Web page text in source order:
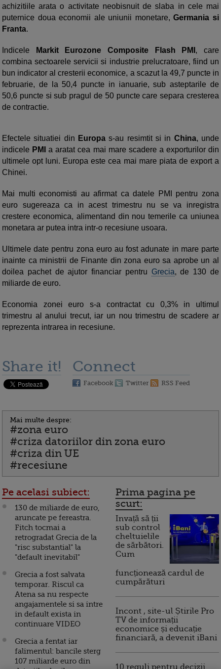
achizitiile arata o activitate neobisnuit de slaba in cele mai
puternice doua economii ale uniunii monetare,Germania si
Franta.
Indicele Markit Eurozone Composite Flash PMI , care
combina sectoarele servicii si industrie prelucratoare, fiind un
bun indicator al cresterii economice, a scazut la 49,7 puncte in
februarie, de la 50,4 puncte in ianuarie, sub asteptarile de
50,6 puncte si sub pragul de 50 puncte care separa cresterea
de contractie.
Efectele situatiei din Europas-au resimtit si in China, unde
indicele PMI
a aratat cea mai mare scadere a exporturilor din
ultimele opt luni. Europa este cea mai mare piata de export a
Chinei.
Mai multi economisti au afirmat ca datele PMI pentru zona
euro sugereaza ca in acest trimestru nu se va inregistra
crestere economica, alimentand din nou temerile ca uniunea
monetara ar putea intra intr-o recesiune usoara.
Ultimele date pentru zona euro au fost adunate in mare parte
inainte ca ministrii de Finante din zona euro sa aprobe un al
doilea pachet de ajutor financiar pentru Grecia, de 130 de
miliarde de euro.
Economia zonei euro s-a contractat cu 0,3% in ultimul
trimestru al anului trecut, iar un nou trimestru de scadere ar
reprezenta intrarea in recesiune.
Share it! Connect
Facebook Twitter RSS Feed
Mai multe despre:
#zona euro
#criza datoriilor din zona euro
#criza din UE
#recesiune
Pe acelasi subiect:
130 de miliarde de euro,
aruncate pe fereastra.
Fitch tocmai a
retrogradat Grecia de la
"risc substantial" la
"default inevitabil"
Grecia a fost salvata
temporar. Riscul ca
Atena sa nu respecte
angajamentele si sa intre
in default exista in
continuare VIDEO
Grecia a fentat iar
falimentul: bancile sterg
107 miliarde euro din
Prima pagina pe
scurt:
Invață să ții
sub control
cheltuielile
de sărbători.
Cum
funcționează cardul de
cumpărături
Incont , site-ul Știrile Pro
TV de informații
economice și educație
financiară, a devenit iBani
10 reguli pentru decizii